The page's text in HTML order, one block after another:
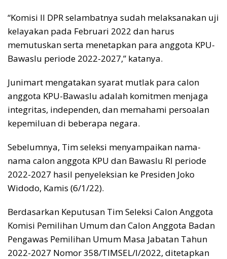
“Komisi II DPR selambatnya sudah melaksanakan uji
kelayakan pada Februari 2022 dan harus
memutuskan serta menetapkan para anggota KPU-
Bawaslu periode 2022-2027,” katanya.
Junimart mengatakan syarat mutlak para calon
anggota KPU-Bawaslu adalah komitmen menjaga
integritas, independen, dan memahami persoalan
kepemiluan di beberapa negara.
Sebelumnya, Tim seleksi menyampaikan nama-
nama calon anggota KPU dan Bawaslu RI periode
2022-2027 hasil penyeleksian ke Presiden Joko
Widodo, Kamis (6/1/22).
Berdasarkan Keputusan Tim Seleksi Calon Anggota
Komisi Pemilihan Umum dan Calon Anggota Badan
Pengawas Pemilihan Umum Masa Jabatan Tahun
2022-2027 Nomor 358/TIMSEL/I/2022, ditetapkan